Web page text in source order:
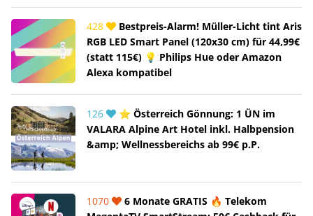
428
Bestpreis-Alarm! Müller-Licht tint Aris
RGB LED Smart Panel (120x30 cm) für 44,99€
(statt 115€) 💡 Philips Hue oder Amazon
Alexa kompatibel
126
⭐ Österreich Gönnung: 1 ÜN im
VALARA Alpine Art Hotel inkl. Halbpension
&amp; Wellnessbereichs ab 99€ p.P.
1070
6 Monate GRATIS 🔥 Telekom